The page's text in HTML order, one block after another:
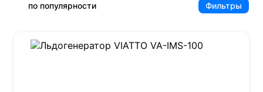
по популярности Фильтры